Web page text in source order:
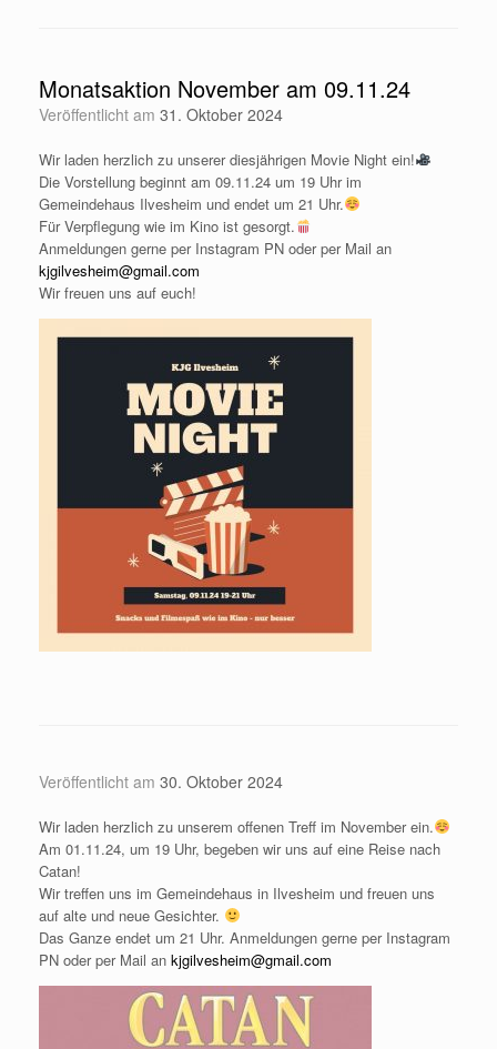
Monatsaktion November am 09.11.24
Veröffentlicht am 31. Oktober 2024
Wir laden herzlich zu unserer diesjährigen Movie Night ein!
Die Vorstellung beginnt am 09.11.24 um 19 Uhr im
Gemeindehaus Ilvesheim und endet um 21 Uhr.
Für Verpflegung wie im Kino ist gesorgt.
Anmeldungen gerne per Instagram PN oder per Mail an
kjgilvesheim@gmail.com
Wir freuen uns auf euch!
Veröffentlicht am 30. Oktober 2024
Wir laden herzlich zu unserem offenen Treff im November ein.
Am 01.11.24, um 19 Uhr, begeben wir uns auf eine Reise nach
Catan!
Wir treffen uns im Gemeindehaus in Ilvesheim und freuen uns
auf alte und neue Gesichter.
Das Ganze endet um 21 Uhr. Anmeldungen gerne per Instagram
PN oder per Mail an kjgilvesheim@gmail.com